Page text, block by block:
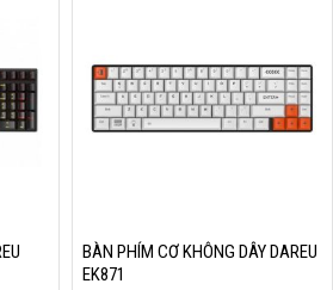
BÀN PHÍM CƠ KHÔNG DÂY DAREU
EK871